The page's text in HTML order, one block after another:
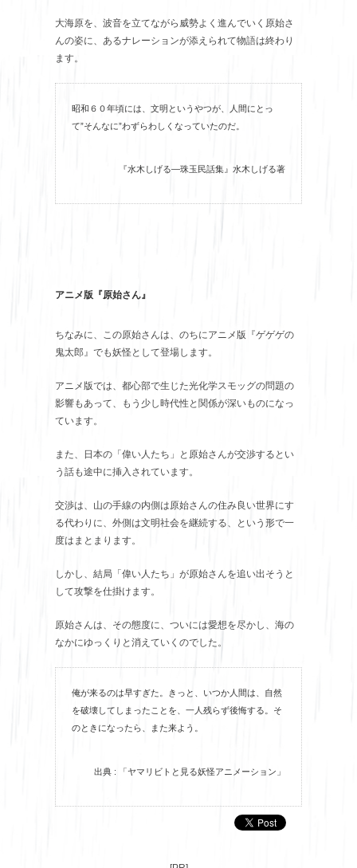
大海原を、波音を立てながら威勢よく進んでいく原始さ
んの姿に、あるナレーションが添えられて物語は終わり
ます。
昭和６０年頃には、文明というやつが、人間にとっ
て”そんなに”わずらわしくなっていたのだ。
『水木しげる―珠玉民話集』水木しげる著
アニメ版『原始さん』
ちなみに、この原始さんは、のちにアニメ版『ゲゲゲの
鬼太郎』でも妖怪として登場します。
アニメ版では、都心部で生じた光化学スモッグの問題の
影響もあって、もう少し時代性と関係が深いものになっ
ています。
また、日本の「偉い人たち」と原始さんが交渉するとい
う話も途中に挿入されています。
交渉は、山の手線の内側は原始さんの住み良い世界にす
る代わりに、外側は文明社会を継続する、という形で一
度はまとまります。
しかし、結局「偉い人たち」が原始さんを追い出そうと
して攻撃を仕掛けます。
原始さんは、その態度に、ついには愛想を尽かし、海の
なかにゆっくりと消えていくのでした。
俺が来るのは早すぎた。きっと、いつか人間は、自然
を破壊してしまったことを、一人残らず後悔する。そ
のときになったら、また来よう。
出典 : 「ヤマリビトと見る妖怪アニメーション」